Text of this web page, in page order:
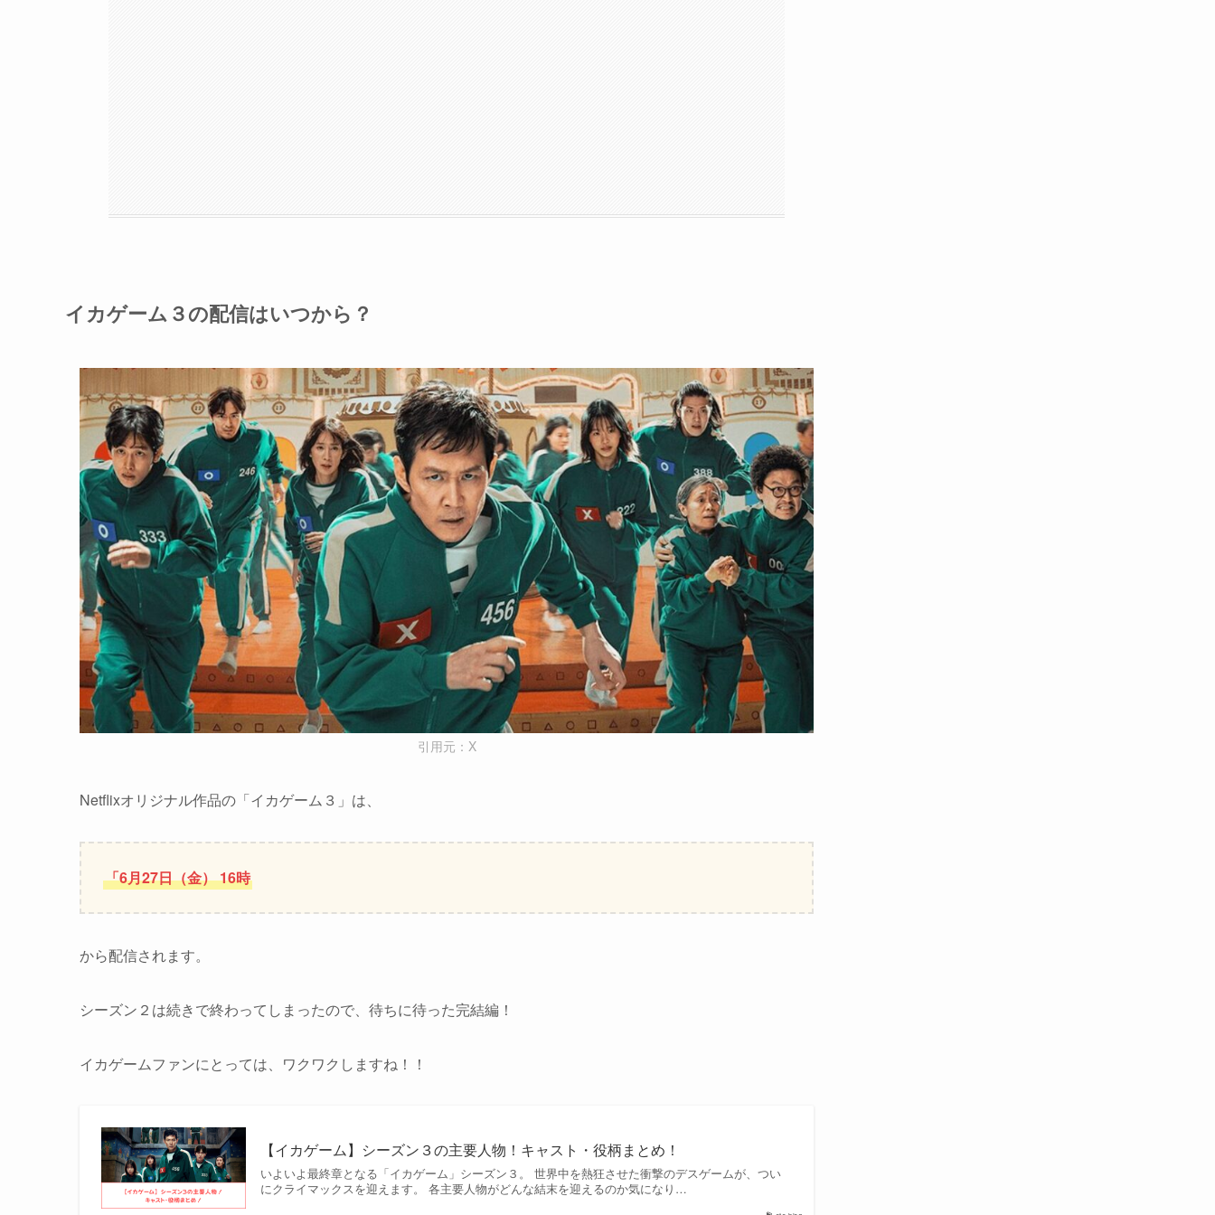
イカゲーム３の配信はいつから？
引用元：X
Netflixオリジナル作品の「イカゲーム３」は、
「6月27日（金）16時
から配信されます。
シーズン２は続きで終わってしまったので、待ちに待った完結編！
イカゲームファンにとっては、ワクワクしますね！！
【イカゲーム】シーズン３の主要人物！キャスト・役柄まとめ！
いよいよ最終章となる「イカゲーム」シーズン３。 世界中を熱狂させた衝撃のデスゲームが、つい
にクライマックスを迎えます。 各主要人物がどんな結末を迎えるのか気になり…